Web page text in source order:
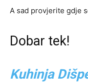
A sad provjerite gdje
Dobar tek!
Kuhinja